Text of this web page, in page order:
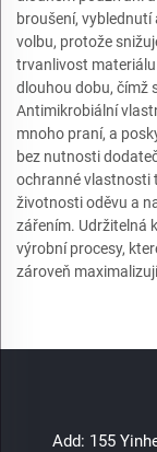
broušení,
volbu, protože
trvanlivost materiálu
dlouhou dobu, čímž
Antimikrobiální
mnoho praní, a
bez nutnosti
ochranné vlastnosti
životnosti oděvu a
zářením. Udržitelná
výrobní procesy,
zároveň
Add: 155